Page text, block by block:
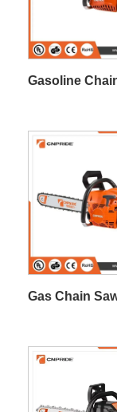
Gasoline
Gas Chain